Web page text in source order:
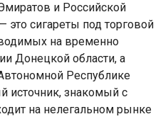
и Российской
это сигареты под торговой
на временно
Донецкой области, а
Республике
знакомый с
на нелегальном рынке